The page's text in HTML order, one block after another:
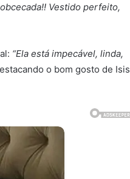
obcecada!! Vestido perfeito,
“Ela está impecável, linda,
o bom gosto de Isis